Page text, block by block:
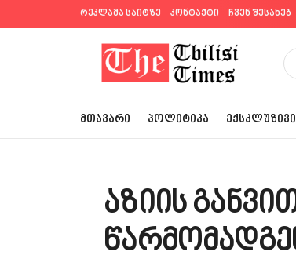
რეკლამა საიტზე კონტაქტი ჩვენ შესახებ
ᲛᲗᲐᲕᲐᲠᲘ ᲞᲝᲚᲘᲢᲘᲙᲐ ᲔᲥᲡᲙᲚᲣᲖᲘᲕᲘ
აზიის